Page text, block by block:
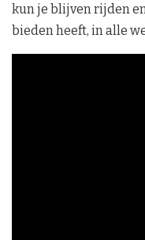
kun je blijven rijden
bieden heeft, in alle